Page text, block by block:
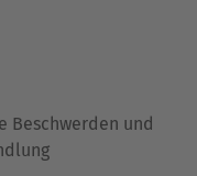
Beschwerden und